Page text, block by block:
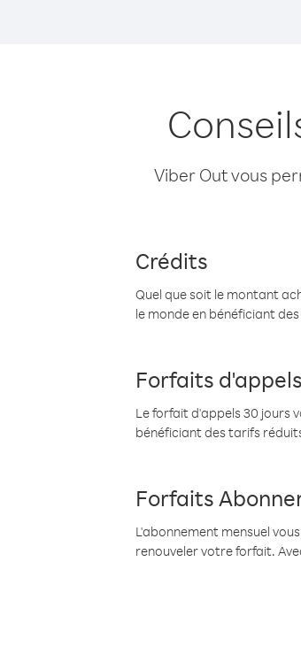
Viber Out vous
Crédits
Quel que soit le montant
le monde en bénéficiant
Forfaits
Le forfait d'appels 30 jours
bénéficiant des tarifs
Forfaits
L'abonnement mensuel
renouveler votre forfait.